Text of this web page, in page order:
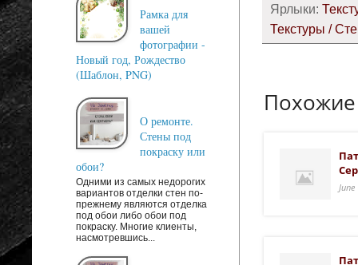
Ярлыки:
Текстуры /
Рамка для
вашей
фотографии -
Новый год, Рождество
(Шаблон, PNG)
О ремонте.
Стены под
покраску или
обои?
Одними из самых недорогих
вариантов отделки стен по-
прежнему являются отделка
под обои либо обои под
покраску. Многие клиенты,
насмотревшись...